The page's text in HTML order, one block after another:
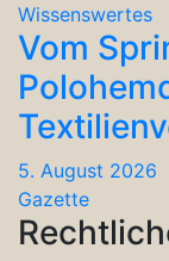
Wissenswertes
Vom
5. August 2026
Gazette